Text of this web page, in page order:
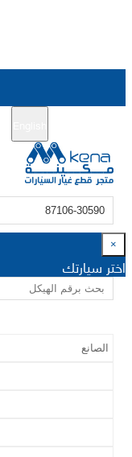
×
اختر سيارتك